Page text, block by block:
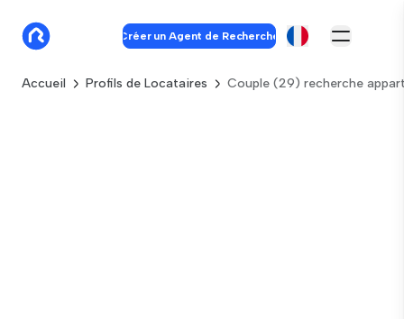
Créer un Agent de Recherche
Accueil Profils de Locataires Couple (29) recherche